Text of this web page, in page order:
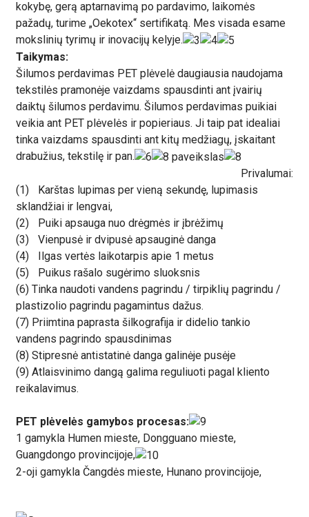
kokybę, gerą aptarnavimą po pardavimo, laikomės
pažadų, turime „Oekotex“ sertifikatą. Mes visada esame
mokslinių tyrimų ir inovacijų kelyje.
Taikymas:
Šilumos perdavimas PET plėvelė daugiausia naudojama
tekstilės pramonėje vaizdams spausdinti ant įvairių
daiktų šilumos perdavimu. Šilumos perdavimas puikiai
veikia ant PET plėvelės ir popieriaus. Ji taip pat idealiai
tinka vaizdams spausdinti ant kitų medžiagų, įskaitant
drabužius, tekstilę ir pan.
Privalumai:
(1)
Karštas lupimas per vieną sekundę, lupimasis
sklandžiai ir lengvai,
(2)
Puiki apsauga nuo drėgmės ir įbrėžimų
(3)
Vienpusė ir dvipusė apsauginė danga
(4)
Ilgas vertės laikotarpis apie 1 metus
(5)
Puikus rašalo sugėrimo sluoksnis
(6) Tinka naudoti vandens pagrindu / tirpiklių pagrindu /
plastizolio pagrindu pagamintus dažus.
(7) Priimtina paprasta šilkografija ir didelio tankio
vandens pagrindo spausdinimas
(8) Stipresnė antistatinė danga galinėje pusėje
(9) Atlaisvinimo dangą galima reguliuoti pagal kliento
reikalavimus.
PET plėvelės gamybos procesas:
1 gamykla Humen mieste, Dongguano mieste,
Guangdongo provincijoje,
2-oji gamykla Čangdės mieste, Hunano provincijoje,